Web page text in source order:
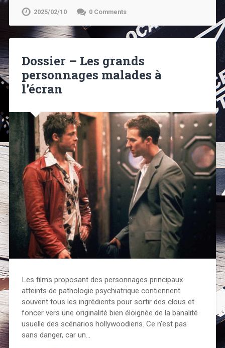
2025/02/10 0 Comments
Dossier – Les grands
personnages malades à
l’écran
Les films proposant des personnages principaux
atteints de pathologie psychiatrique contiennent
souvent tous les ingrédients pour sortir des clous et
foncer vers une originalité bien éloignée de la banalité
usuelle des scénarios hollywoodiens. Ce n’est pas
sans danger, car un…